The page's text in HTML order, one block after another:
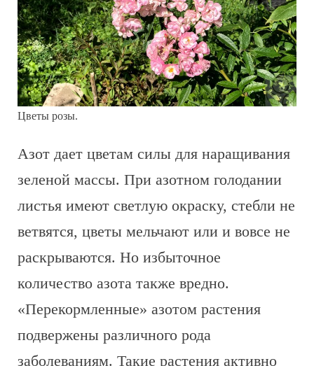
Цветы розы.
Азот дает цветам силы для наращивания
зеленой массы. При азотном голодании
листья имеют светлую окраску, стебли не
ветвятся, цветы мельчают или и вовсе не
раскрываются. Но избыточное
количество азота также вредно.
«Перекормленные» азотом растения
подвержены различного рода
заболеваниям. Такие растения активно